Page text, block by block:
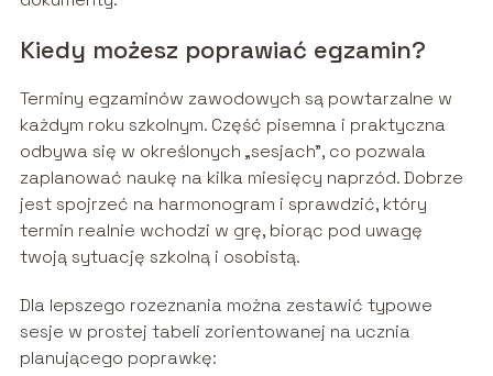
Kiedy możesz poprawiać egzamin?
Terminy egzaminów zawodowych są powtarzalne w
każdym roku szkolnym. Część pisemna i praktyczna
odbywa się w określonych „sesjach”, co pozwala
zaplanować naukę na kilka miesięcy naprzód. Dobrze
jest spojrzeć na harmonogram i sprawdzić, który
termin realnie wchodzi w grę, biorąc pod uwagę
twoją sytuację szkolną i osobistą.
Dla lepszego rozeznania można zestawić typowe
sesje w prostej tabeli zorientowanej na ucznia
planującego poprawkę: